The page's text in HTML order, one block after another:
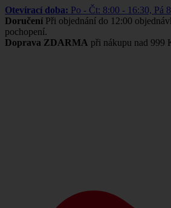
Otevírací doba: Po - Čt: 8:00 - 16:30, Pá
Doručení Při objednání do 12:00
pochopení.
Doprava ZDARMA při nákupu nad 999